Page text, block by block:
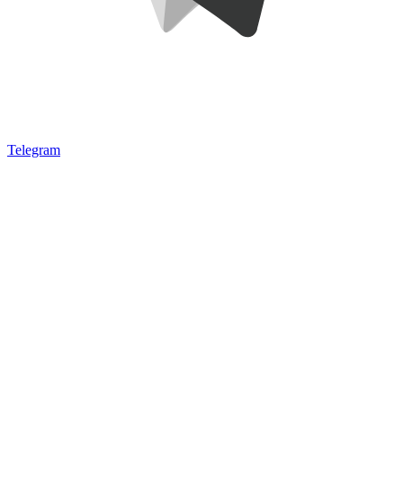
Telegram